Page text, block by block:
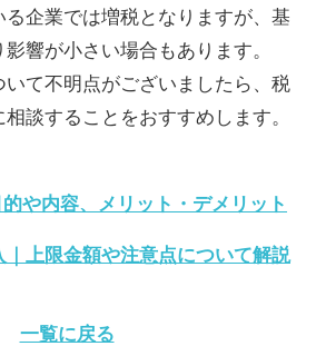
企業では増税となりますが、基
響が小さい場合もあります。
いて不明点がございましたら、税
談することをおすすめします。
や内容、メリット・デメリット
上限金額や注意点について解説
一覧に戻る